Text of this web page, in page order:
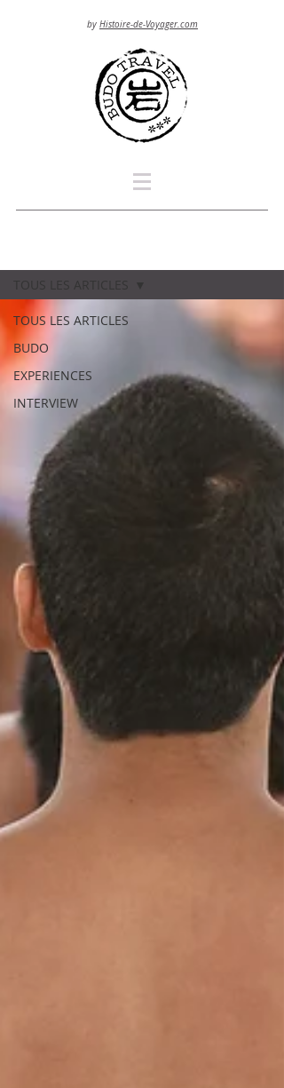
by Histoire-de-Voyager.com
TOUS LES ARTICLES
BUDO
EXPERIENCES
INTERVIEW